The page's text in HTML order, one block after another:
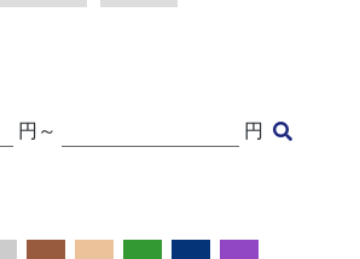
円～ 円